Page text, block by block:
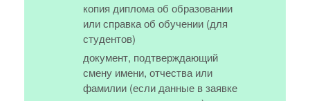
копия диплома об образовании
или справка об обучении (для
студентов)
документ, подтверждающий
смену имени, отчества или
фамилии (если данные в заявке